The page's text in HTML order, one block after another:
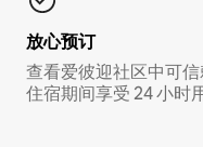
放心预订
查看爱彼迎社区中可
住宿期间享受 24 小时